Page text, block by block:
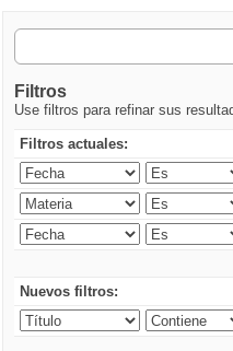
Filtros
Use filtros para refinar sus
Filtros actuales:
Nuevos filtros: